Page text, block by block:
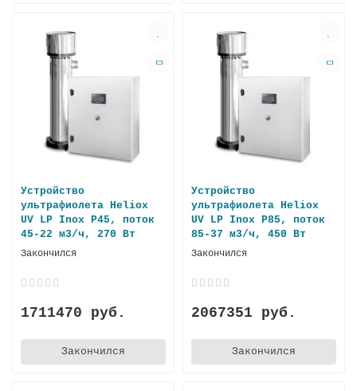
Устройство
ультрафиолета Heliox
UV LP Inox P45, поток
45-22 м3/ч, 270 Вт
Закончился
1711470 руб.
Закончился
Устройство
ультрафиолета Heliox
UV LP Inox P85, поток
85-37 м3/ч, 450 Вт
Закончился
2067351 руб.
Закончился